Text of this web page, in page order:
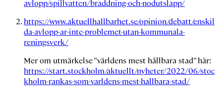
avlopp/spillvatten/braddning-och-nodutslapp/
https://www.aktuellhallbarhet.se/opinion/debatt/enskil
da-avlopp-ar-inte-problemet-utan-kommunala-
reningsverk/
Mer om utmärkelse ”världens mest hållbara stad” här:
https://start.stockholm/aktuellt/nyheter/2022/06/stoc
kholm-rankas-som-varldens-mest-hallbara-stad/